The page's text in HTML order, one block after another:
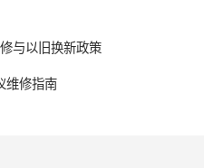
与以旧换新政策
维修指南